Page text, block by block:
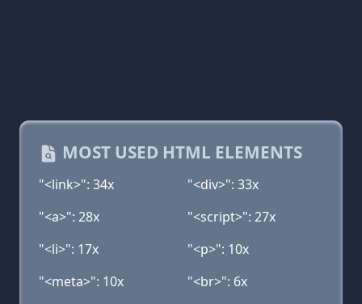
MOST USED HTML ELEMENTS
"<link>": 34x
"<div>": 33x
"<a>": 28x
"<script>": 27x
"<li>": 17x
"<p>": 10x
"<meta>": 10x
"<br>": 6x